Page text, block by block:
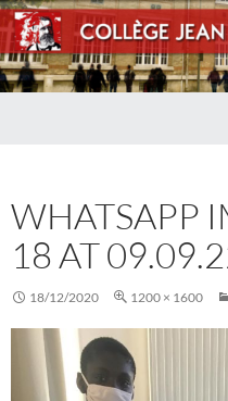
WHATSAPP
18 AT
18/12/2020 1200 × 1600